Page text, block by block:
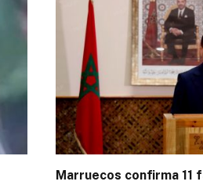
Marruecos confirma 11